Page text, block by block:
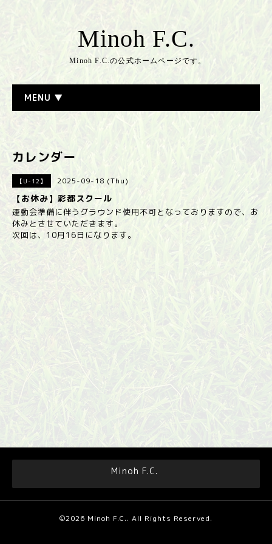
Minoh F.C.
Minoh F.C.の公式ホームページです。
MENU ▼
カレンダー
【U-12】 2025-09-18 (Thu)
【お休み】彩都スクール
運動会準備に伴うグラウンド使用不可となっておりますので、お
休みとさせていただきます。
次回は、10月16日になります。
Minoh F.C.
©2026 Minoh F.C.. All Rights Reserved.